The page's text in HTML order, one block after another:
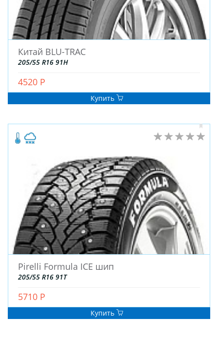
Китай BLU-TRAC
205/55 R16 91H
4520 Р
Купить
Pirelli Formula ICE шип
205/55 R16 91T
5710 Р
Купить